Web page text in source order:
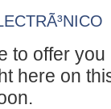
to offer
here on